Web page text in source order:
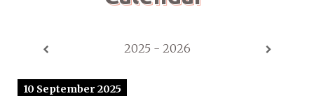
2025 - 2026
10 September 2025